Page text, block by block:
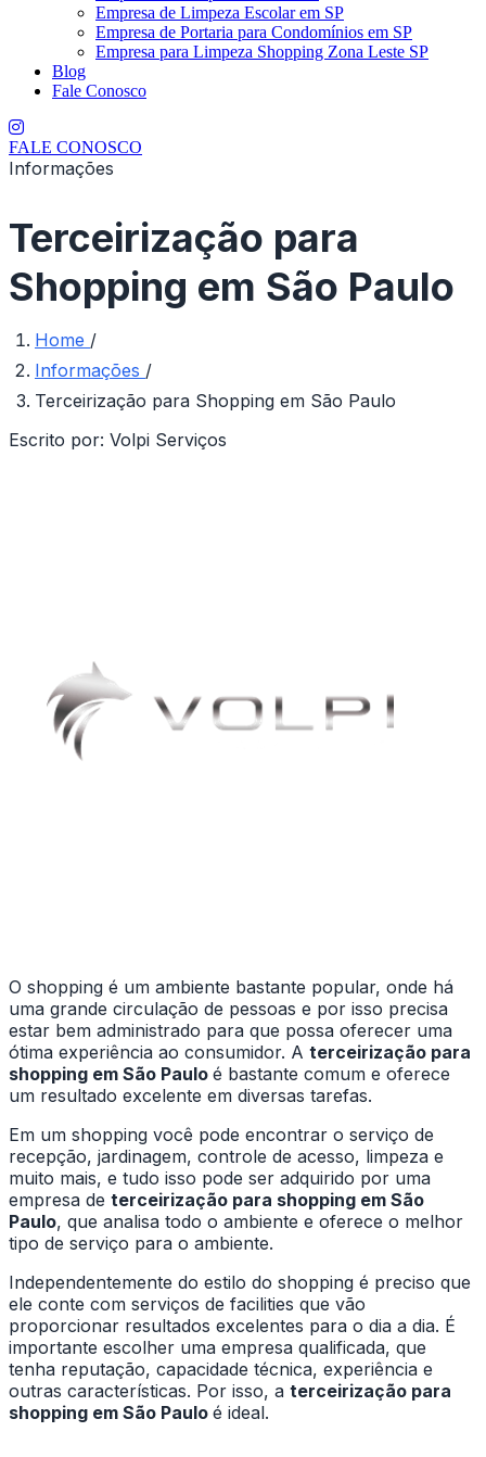
Empresa de Limpeza Escolar em SP
Empresa de Portaria para Condomínios em SP
Empresa para Limpeza Shopping Zona Leste SP
Blog
Fale Conosco
FALE CONOSCO
Informações
Terceirização para
Shopping em São Paulo
Home /
Informações /
Terceirização para Shopping em São Paulo
Escrito por: Volpi Serviços
O shopping é um ambiente bastante popular, onde há
uma grande circulação de pessoas e por isso precisa
estar bem administrado para que possa oferecer uma
ótima experiência ao consumidor. A terceirização para
shopping em São Paulo é bastante comum e oferece
um resultado excelente em diversas tarefas.
Em um shopping você pode encontrar o serviço de
recepção, jardinagem, controle de acesso, limpeza e
muito mais, e tudo isso pode ser adquirido por uma
empresa de terceirização para shopping em São
Paulo, que analisa todo o ambiente e oferece o melhor
tipo de serviço para o ambiente.
Independentemente do estilo do shopping é preciso que
ele conte com serviços de facilities que vão
proporcionar resultados excelentes para o dia a dia. É
importante escolher uma empresa qualificada, que
tenha reputação, capacidade técnica, experiência e
outras características. Por isso, a terceirização para
shopping em São Paulo é ideal.